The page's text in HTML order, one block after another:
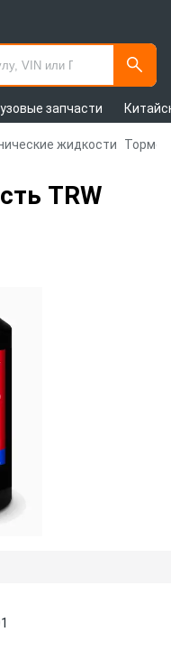
запчасти
жидкости
TRW